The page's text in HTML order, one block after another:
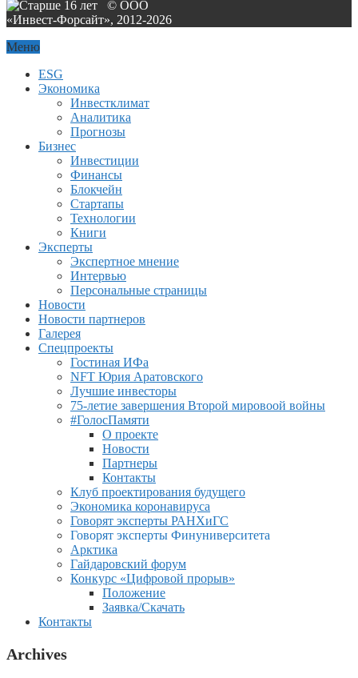
© ООО
«Инвест-Форсайт», 2012-2026
Меню
ESG
Экономика
Инвестклимат
Аналитика
Прогнозы
Бизнес
Инвестиции
Финансы
Блокчейн
Стартапы
Технологии
Книги
Эксперты
Экспертное мнение
Интервью
Персональные страницы
Новости
Новости партнеров
Галерея
Спецпроекты
Гостиная ИФа
NFT Юрия Аратовского
Лучшие инвесторы
75-летие завершения Второй мировоой войны
#ГолосПамяти
О проекте
Новости
Партнеры
Контакты
Клуб проектирования будущего
Экономика коронавируса
Говорят эксперты РАНХиГС
Говорят эксперты Финуниверситета
Арктика
Гайдаровский форум
Конкурс «Цифровой прорыв»
Положение
Заявка/Скачать
Контакты
Archives